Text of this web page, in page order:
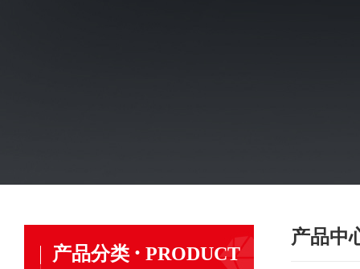
产品分类 · PRODUCT
产品中